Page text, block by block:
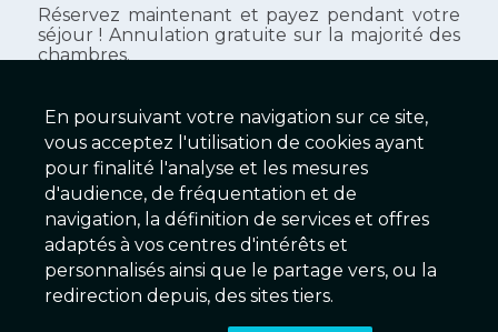
Galaxy Hôtels
279 Établissements
Réservez maintenant et payez pendant votre
séjour ! Annulation gratuite sur la majorité des
chambres.
2025 © Galaxy Hôtels Version 2.01 - Serveur EX
En poursuivant votre navigation sur ce site,
vous acceptez l'utilisation de cookies ayant
pour finalité l'analyse et les mesures
d'audience, de fréquentation et de
navigation, la définition de services et offres
adaptés à vos centres d'intérêts et
personnalisés ainsi que le partage vers, ou la
redirection depuis, des sites tiers.